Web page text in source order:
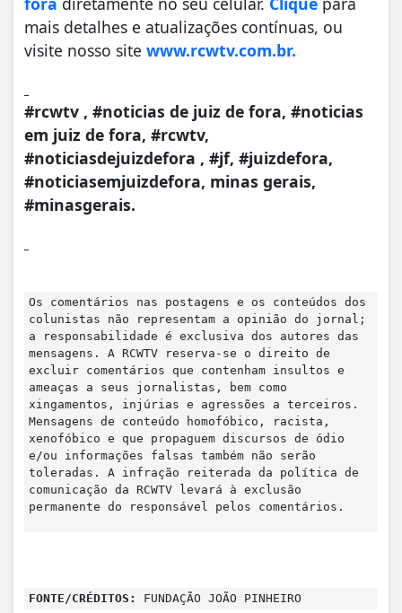
mais detalhes e atualizações contínuas, ou
visite nosso site www.rcwtv.com.br.
#rcwtv , #noticias de juiz de fora, #noticias
em juiz de fora, #rcwtv,
#noticiasdejuizdefora , #jf, #juizdefora,
#noticiasemjuizdefora, minas gerais,
#minasgerais.
Os comentários nas postagens e os conteúdos dos
colunistas não representam a opinião do jornal;
a responsabilidade é exclusiva dos autores das
mensagens. A RCWTV reserva-se o direito de
excluir comentários que contenham insultos e
ameaças a seus jornalistas, bem como
xingamentos, injúrias e agressões a terceiros.
Mensagens de conteúdo homofóbico, racista,
xenofóbico e que propaguem discursos de ódio
e/ou informações falsas também não serão
toleradas. A infração reiterada da política de
comunicação da RCWTV levará à exclusão
permanente do responsável pelos comentários.
FONTE/CRÉDITOS: FUNDAÇÃO JOÃO PINHEIRO